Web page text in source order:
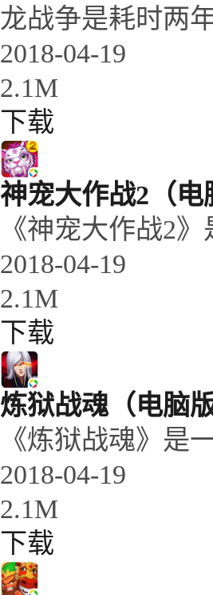
龙战争是耗时两
2018-04-19
2.1M
下载
神宠大作战2（电
《神宠大作战2
2018-04-19
2.1M
下载
炼狱战魂（电脑版
《炼狱战魂》是
2018-04-19
2.1M
下载